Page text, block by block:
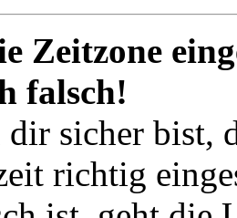
Zeitzone
falsch!
dir sicher bist,
richtig